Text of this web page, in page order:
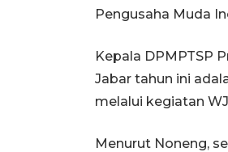
Pengusaha Muda
Kepala DPMPTSP
Jabar tahun ini
melalui kegiatan
Menurut Noneng,